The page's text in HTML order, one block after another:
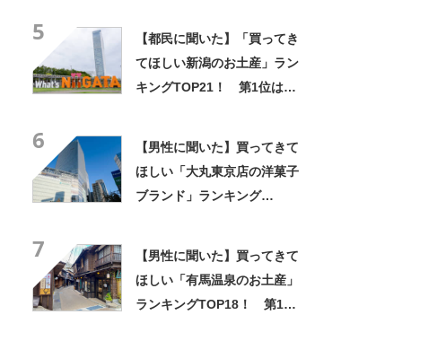
5
【都民に聞いた】「買ってき
てほしい新潟のお土産」ラン
キングTOP21！ 第1位は
6
【男性に聞いた】買ってきて
ほしい「大丸東京店の洋菓子
ブランド」ランキング
7
【男性に聞いた】買ってきて
ほしい「有馬温泉のお土産」
ランキングTOP18！ 第1位